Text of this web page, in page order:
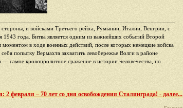
и войсками Третьего рейха, Румынии, Италии, Венгрии, с
года. Битва является одним из важнейших событий Второй
в ходе военных действий, после которых немецкие войска
попытку Вермахта захватить левобережье Волги в районе
самое кровопролитное сражение в истории человечества, по
2 февраля – 70 лет со дня освобождения Сталинграда! - далее...